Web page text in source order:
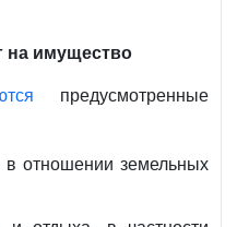
на имущество
предусмотренные
в отношении земельных